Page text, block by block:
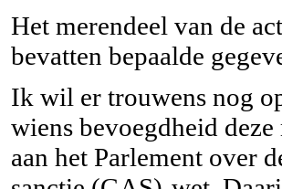
Het merendeel van de
bevatten bepaalde
Ik wil er trouwens nog
wiens bevoegdheid
aan het Parlement over